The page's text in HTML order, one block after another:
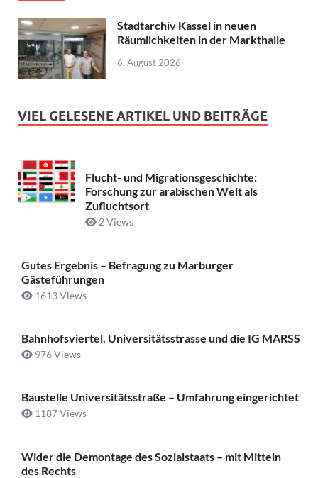
Stadtarchiv Kassel in neuen
Räumlichkeiten in der Markthalle
6. August 2026
VIEL GELESENE ARTIKEL UND BEITRÄGE
Flucht- und Migrationsgeschichte:
Forschung zur arabischen Welt als
Zufluchtsort
2 Views
Gutes Ergebnis – Befragung zu Marburger
Gästeführungen
1613 Views
Bahnhofsviertel, Universitätsstrasse und die IG MARSS
976 Views
Baustelle Universitätsstraße ­– Umfahrung eingerichtet
1187 Views
Wider die Demontage des Sozialstaats – mit Mitteln
des Rechts